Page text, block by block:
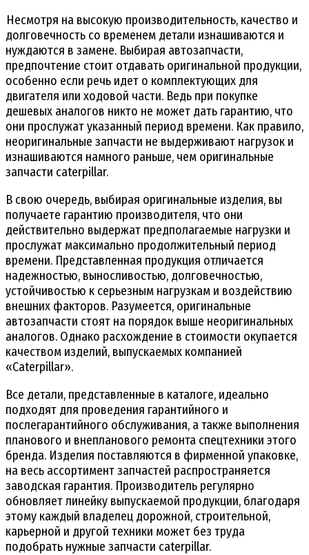
Несмотря на высокую производительность, качество и
долговечность со временем детали изнашиваются и
нуждаются в замене. Выбирая автозапчасти,
предпочтение стоит отдавать оригинальной продукции,
особенно если речь идет о комплектующих для
двигателя или ходовой части. Ведь при покупке
дешевых аналогов никто не может дать гарантию, что
они прослужат указанный период времени. Как правило,
неоригинальные запчасти не выдерживают нагрузок и
изнашиваются намного раньше, чем оригинальные
запчасти caterpillar.
В свою очередь, выбирая оригинальные изделия, вы
получаете гарантию производителя, что они
действительно выдержат предполагаемые нагрузки и
прослужат максимально продолжительный период
времени. Представленная продукция отличается
надежностью, выносливостью, долговечностью,
устойчивостью к серьезным нагрузкам и воздействию
внешних факторов. Разумеется, оригинальные
автозапчасти стоят на порядок выше неоригинальных
аналогов. Однако расхождение в стоимости окупается
качеством изделий, выпускаемых компанией
«Caterpillar».
Все детали, представленные в каталоге, идеально
подходят для проведения гарантийного и
послегарантийного обслуживания, а также выполнения
планового и внепланового ремонта спецтехники этого
бренда. Изделия поставляются в фирменной упаковке,
на весь ассортимент запчастей распространяется
заводская гарантия. Производитель регулярно
обновляет линейку выпускаемой продукции, благодаря
этому каждый владелец дорожной, строительной,
карьерной и другой техники может без труда
подобрать нужные запчасти caterpillar.